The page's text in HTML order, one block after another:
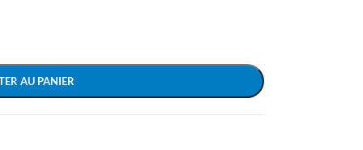
AU PANIER